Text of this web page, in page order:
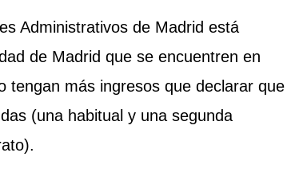
Administrativos de Madrid está
de Madrid que se encuentren en
tengan más ingresos que declarar que
(una habitual y una segunda